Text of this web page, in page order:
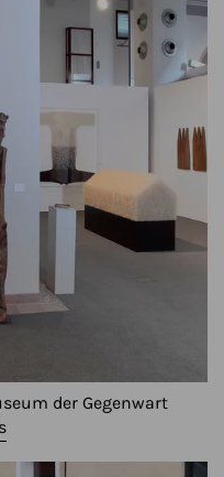
der Gegenwart